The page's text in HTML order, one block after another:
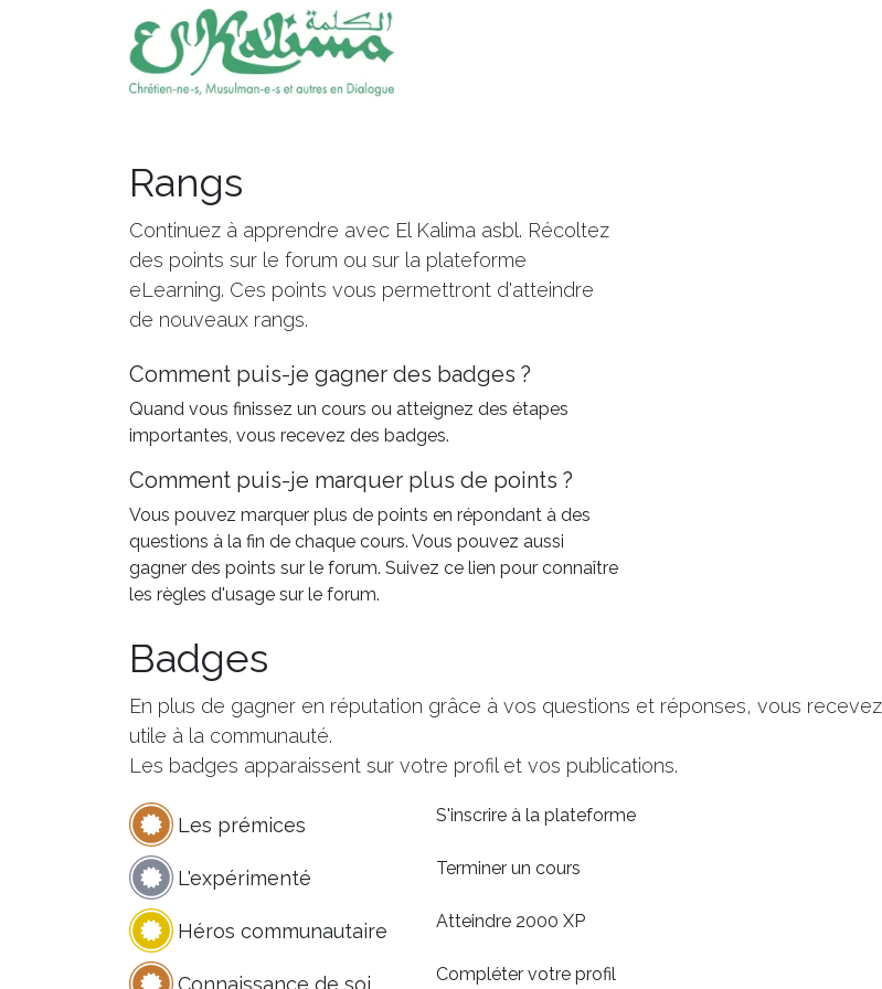
Rangs
Continuez à apprendre avec El Kalima asbl. Récoltez
des points sur le forum ou sur la plateforme
eLearning. Ces points vous permettront d'atteindre
de nouveaux rangs.
Comment puis-je gagner des badges ?
Quand vous finissez un cours ou atteignez des étapes
importantes, vous recevez des badges.
Comment puis-je marquer plus de points ?
Vous pouvez marquer plus de points en répondant à des
questions à la fin de chaque cours. Vous pouvez aussi
gagner des points sur le forum. Suivez ce lien pour connaître
les règles d'usage sur le forum.
Badges
En plus de gagner en réputation grâce à vos questions et réponses, vous
utile à la communauté.
Les badges apparaissent sur votre profil et vos publications.
Les prémices S'inscrire à la plateforme
L'expérimenté Terminer un cours
Héros communautaire Atteindre 2000 XP
Connaissance de soi Compléter votre profil